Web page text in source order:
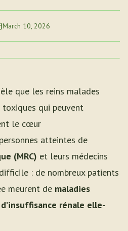
March 10, 2026
que les reins malades
qui peuvent
le cœur
atteintes de
(MRC) et leurs médecins
: de nombreux patients
meurent de maladies
rénale elle-